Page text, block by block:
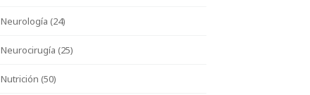
Neurología (24)
Neurocirugía (25)
Nutrición (50)